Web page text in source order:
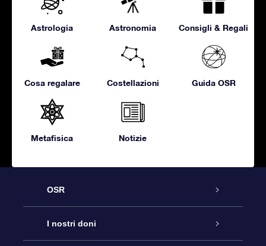
Astrologia Astronomia Consigli & Regali
Cosa regalare Costellazioni Guida OSR
Metafisica Notizie
OSR
Assistenza
I nostri doni